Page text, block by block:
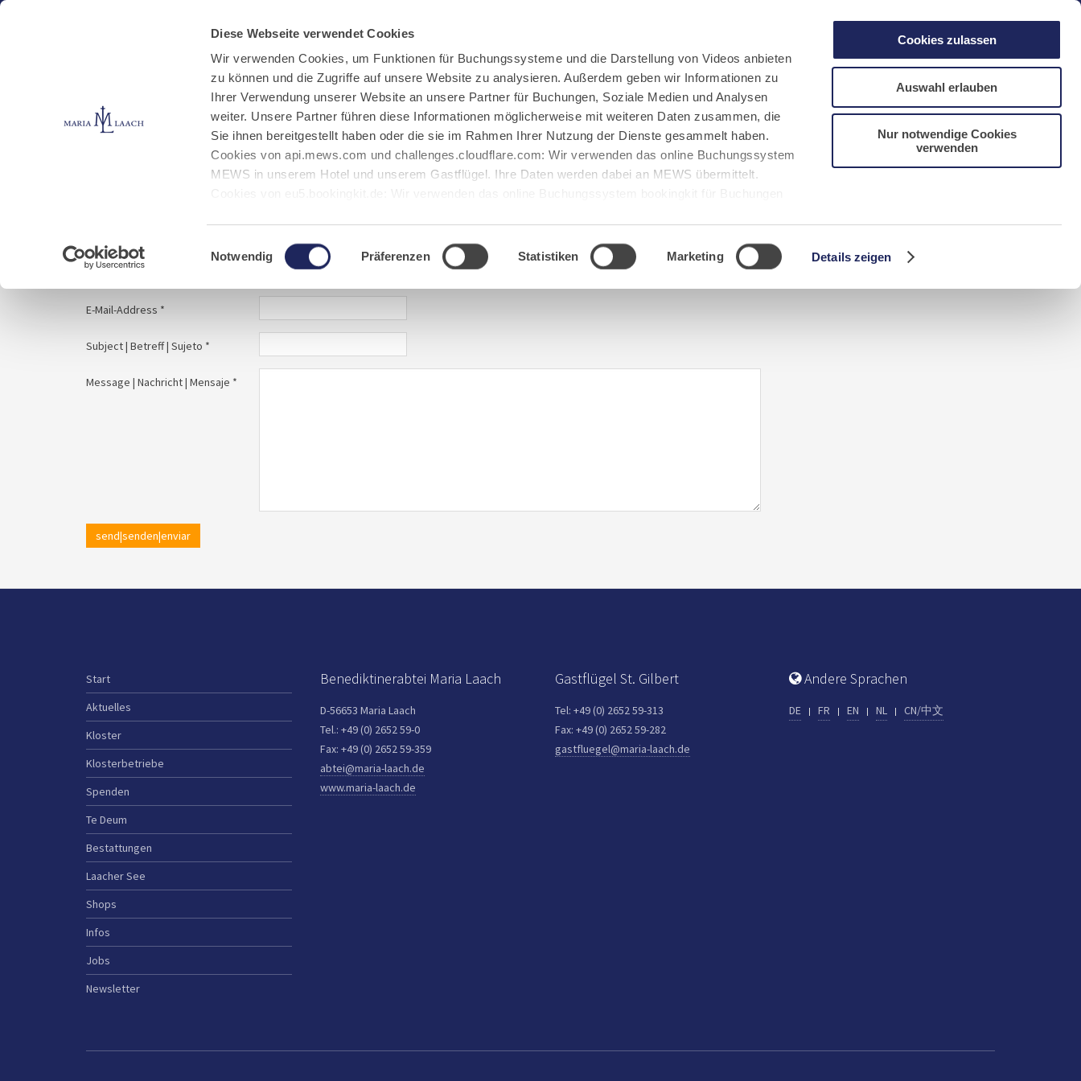
Diese Webseite verwendet Cookies
Wir verwenden Cookies, um Funktionen für Buchungssysteme und die Darstellung von Videos anbieten
zu können und die Zugriffe auf unsere Website zu analysieren. Außerdem geben wir Informationen zu
Ihrer Verwendung unserer Website an unsere Partner für Buchungen, Soziale Medien und Analysen
weiter. Unsere Partner führen diese Informationen möglicherweise mit weiteren Daten zusammen, die
Sie ihnen bereitgestellt haben oder die sie im Rahmen Ihrer Nutzung der Dienste gesammelt haben.
Cookies von api.mews.com und challenges.cloudflare.com: Wir verwenden das online Buchungssystem
MEWS in unserem Hotel und unserem Gastflügel. Ihre Daten werden dabei an MEWS übermittelt.
Einwilligungsauswahl
Notwendig Präferenzen Statistiken Marketing Details zeigen
Cookies zulassen
Auswahl erlauben
Nur notwendige Cookies
verwenden
Kloster Klosterbetriebe Spenden Infos
E-Mail schreiben
NL CN/中文
E-Mail schreiben
Your message to | Ihre Nachricht an | Tu mensaje: gastfluegel@maria[...].de
* required information | erforderliche Informationen | Información requerida
Name | Nombre *
E-Mail-Address *
Subject | Betreff | Sujeto *
Message | Nachricht | Mensaje *
send|senden|enviar
Start
Aktuelles
Kloster
Klosterbetriebe
Spenden
Te Deum
Bestattungen
Laacher See
Shops
Infos
Jobs
Newsletter
Benediktinerabtei Maria Laach
D-56653 Maria Laach
Tel.: +49 (0) 2652 59-0
Fax: +49 (0) 2652 59-359
abtei@maria-laach.de
www.maria-laach.de
Gastflügel St. Gilbert
Tel: +49 (0) 2652 59-313
Fax: +49 (0) 2652 59-282
gastfluegel@maria-laach.de
Andere Sprachen
DE FR EN NL CN/中文